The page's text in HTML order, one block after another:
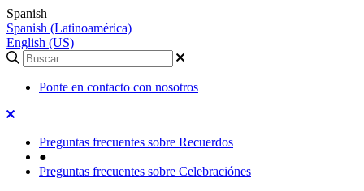
Spanish
Spanish (Latinoamérica)
English (US)
Ponte en contacto con nosotros
Preguntas frecuentes sobre Recuerdos
●
Preguntas frecuentes sobre Celebraciónes